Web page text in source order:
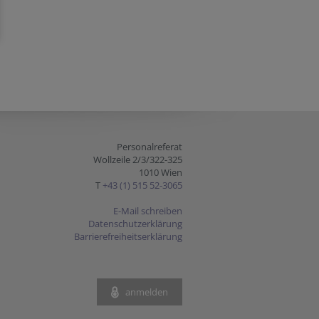
Personalreferat
Wollzeile 2/3/322-325
1010 Wien
T +43 (1) 515 52-3065
E-Mail schreiben
Datenschutzerklärung
Barrierefreiheitserklärung
anmelden